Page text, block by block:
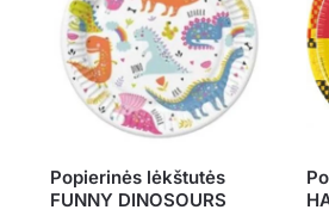
Popierinės lėkštutės
FUNNY DINOSOURS